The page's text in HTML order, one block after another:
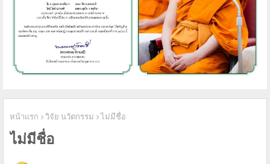
หน้าแรก วิจัย นวัตกรรม ไม่มีชื่อ
ไม่มีชื่อ